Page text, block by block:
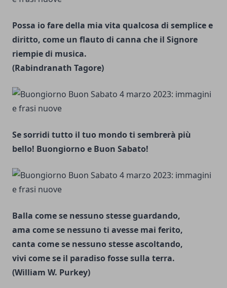
Possa io fare della mia vita qualcosa di semplice e
diritto, come un flauto di canna che il Signore
riempie di musica.
(Rabindranath Tagore)
Se sorridi tutto il tuo mondo ti sembrerà più
bello! Buongiorno e Buon Sabato!
Balla come se nessuno stesse guardando,
ama come se nessuno ti avesse mai ferito,
canta come se nessuno stesse ascoltando,
vivi come se il paradiso fosse sulla terra.
(William W. Purkey)